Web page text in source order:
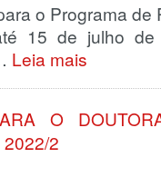
o Programa
15 de julho
Leia mais
O
2022/2